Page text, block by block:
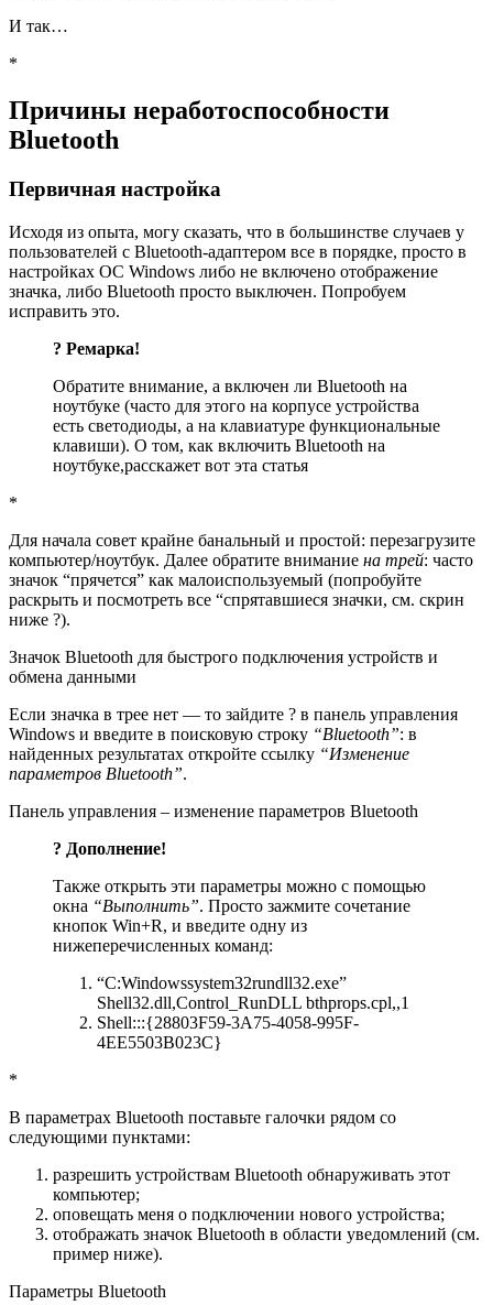
И так…
*
Причины неработоспособности
Bluetooth
Первичная настройка
Исходя из опыта, могу сказать, что в большинстве случаев у
пользователей с Bluetooth-адаптером все в порядке, просто в
настройках ОС Windows либо не включено отображение
значка, либо Bluetooth просто выключен. Попробуем
исправить это.
? Ремарка!
Обратите внимание, а включен ли Bluetooth на
ноутбуке (часто для этого на корпусе устройства
есть светодиоды, а на клавиатуре функциональные
клавиши). О том, как включить Bluetooth на
ноутбуке,расскажет вот эта статья
*
Для начала совет крайне банальный и простой: перезагрузите
компьютер/ноутбук. Далее обратите внимание на трей: часто
значок “прячется” как малоиспользуемый (попробуйте
раскрыть и посмотреть все “спрятавшиеся значки, см. скрин
ниже ?).
Значок Bluetooth для быстрого подключения устройств и
обмена данными
Если значка в трее нет — то зайдите ? в панель управления
Windows и введите в поисковую строку “Bluetooth”: в
найденных результатах откройте ссылку “Изменение
параметров Bluetooth”.
Панель управления – изменение параметров Bluetooth
? Дополнение!
Также открыть эти параметры можно с помощью
окна “Выполнить”. Просто зажмите сочетание
кнопок Win+R, и введите одну из
нижеперечисленных команд:
“C:Windowssystem32rundll32.exe”
Shell32.dll,Control_RunDLL bthprops.cpl,,1
Shell:::{28803F59-3A75-4058-995F-
4EE5503B023C}
*
В параметрах Bluetooth поставьте галочки рядом со
следующими пунктами:
разрешить устройствам Bluetooth обнаруживать этот
компьютер;
оповещать меня о подключении нового устройства;
отображать значок Bluetooth в области уведомлений (см.
пример ниже).
Параметры Bluetooth